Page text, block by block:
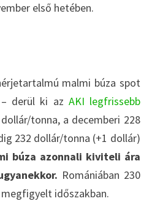
első hetében.
malmi búza spot
derül ki az AKI legfrissebb
tonna, a decemberi 228
232 dollár/tonna (+1 dollár)
búza azonnali kiviteli ára
Romániában 230
időszakban.